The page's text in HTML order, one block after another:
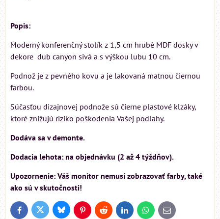
Popis:
Moderný konferenčný stolík z 1,5 cm hrubé MDF dosky v
dekore dub canyon sivá a s výškou lubu 10 cm.
Podnož je z pevného kovu a je lakovaná matnou čiernou
farbou.
Súčasťou dizajnovej podnože sú čierne plastové klzáky,
ktoré znižujú riziko poškodenia Vašej podlahy.
Dodáva sa v demonte.
Dodacia lehota: na objednávku (2 až 4 týždňov).
Upozornenie: Váš monitor nemusí zobrazovať farby, také
ako sú v skutočnosti!
FacebookTwitter BlueskyPinterestReddit LinkedInWhatsApp
E-